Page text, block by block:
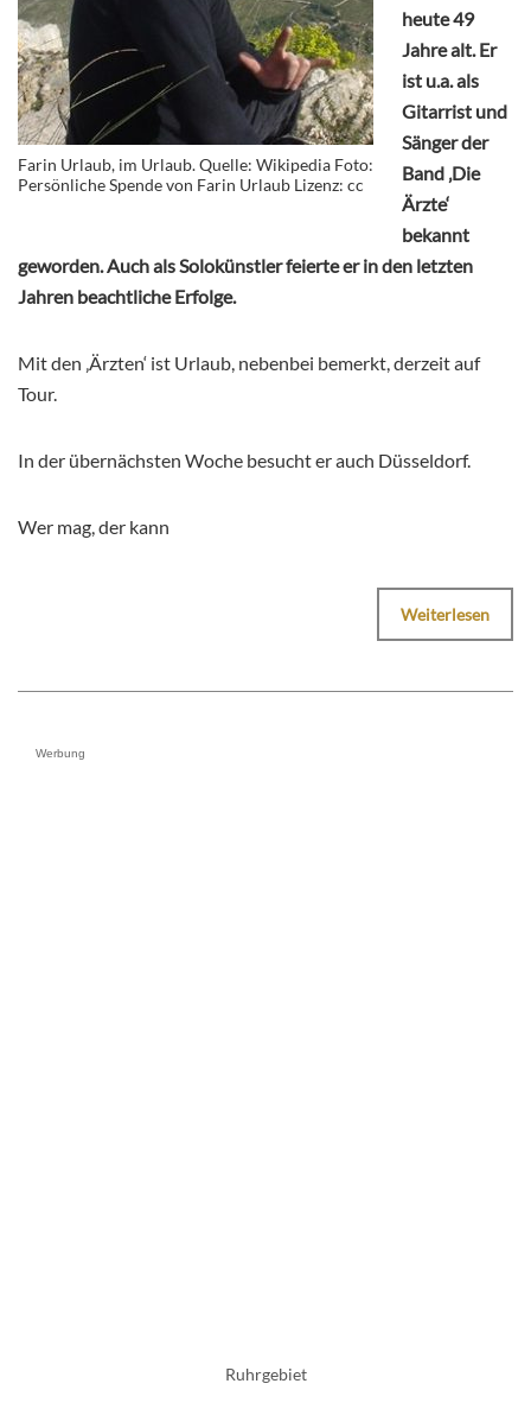
Farin Urlaub, im Urlaub. Quelle: Wikipedia Foto:
Persönliche Spende von Farin Urlaub Lizenz: cc
heute 49
Jahre alt. Er
ist u.a. als
Gitarrist und
Sänger der
Band ‚Die
Ärzte‘
bekannt
geworden. Auch als Solokünstler feierte er in den letzten
Jahren beachtliche Erfolge.
Mit den ‚Ärzten‘ ist Urlaub, nebenbei bemerkt, derzeit auf
Tour.
In der übernächsten Woche besucht er auch Düsseldorf.
Wer mag, der kann
Weiterlesen
Werbung
Ruhrgebiet